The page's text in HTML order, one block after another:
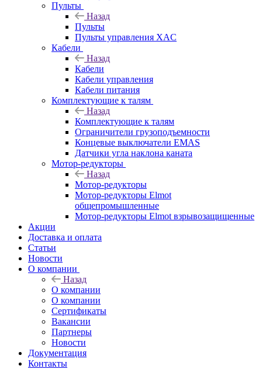
Пульты
Назад
Пульты
Пульты управления XAC
Кабели
Назад
Кабели
Кабели управления
Кабели питания
Комплектующие к талям
Назад
Комплектующие к талям
Ограничители грузоподъемности
Концевые выключатели EMAS
Датчики угла наклона каната
Мотор-редукторы
Назад
Мотор-редукторы
Мотор-редукторы Elmot
общепромышленные
Мотор-редукторы Elmot взрывозащищенные
Акции
Доставка и оплата
Статьи
Новости
О компании
Назад
О компании
О компании
Сертификаты
Вакансии
Партнеры
Новости
Документация
Контакты